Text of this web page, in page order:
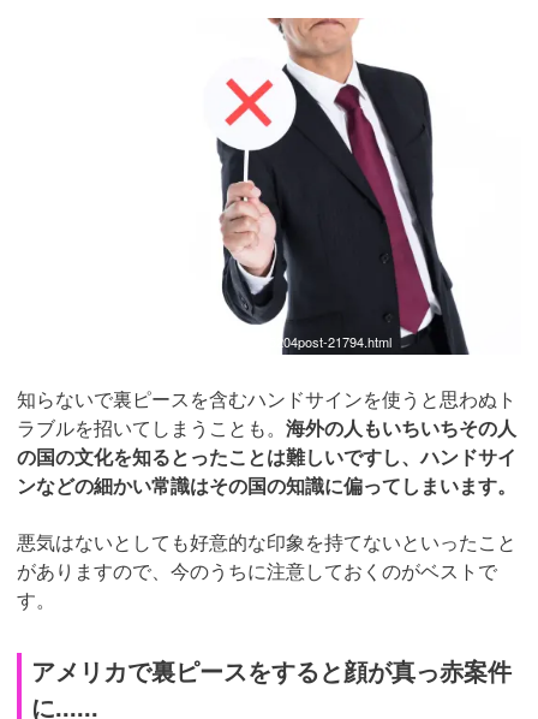
https://www.pakutaso.com/20190715204post-21794.html
知らないで裏ピースを含むハンドサインを使うと思わぬト
ラブルを招いてしまうことも。 海外の人もいちいちその人
の国の文化を知るとったことは難しいですし、ハンドサイ
ンなどの細かい常識はその国の知識に偏ってしまいます。
悪気はないとしても好意的な印象を持てないといったこと
がありますので、今のうちに注意しておくのがベストで
す。
アメリカで裏ピースをすると顔が真っ赤案件
に......